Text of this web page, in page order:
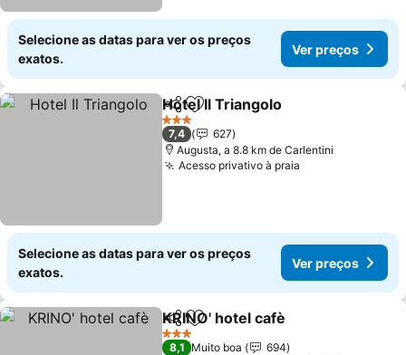
Selecione as datas para ver os preços
exatos.
Ver preços
PartilharAdicionar aos favoritos
Hotel Il Triangolo
3 Estrelas
7,4
627
Augusta, a 8.8 km de Carlentini
Acesso privativo à praia
Selecione as datas para ver os preços
exatos.
Ver preços
PartilharAdicionar aos favoritos
KRINO' hotel cafè
3 Estrelas
8,1 Muito boa
694